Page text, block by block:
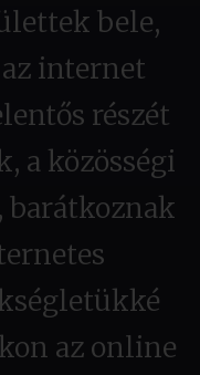
bele,
internet
részét
a közösségi
az online